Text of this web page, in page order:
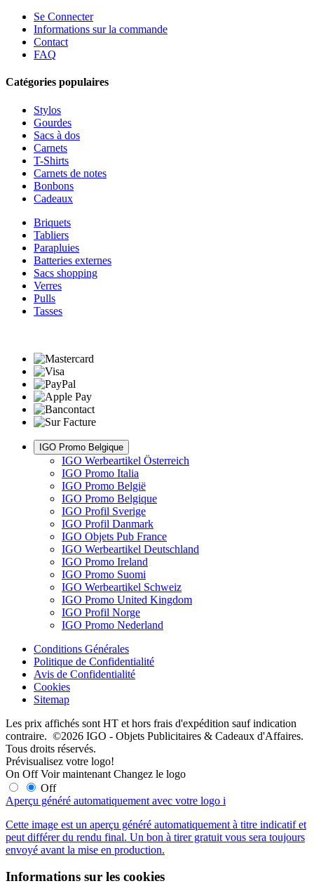
Se Connecter
Informations sur la commande
Contact
FAQ
Catégories populaires
Stylos
Gourdes
Sacs à dos
Carnets
T-Shirts
Carnets de notes
Bonbons
Cadeaux
Briquets
Tabliers
Parapluies
Batteries externes
Sacs shopping
Verres
Pulls
Tasses
IGO Promo Belgique
IGO Werbeartikel Österreich
IGO Promo Italia
IGO Promo België
IGO Promo Belgique
IGO Profil Sverige
IGO Profil Danmark
IGO Objets Pub France
IGO Werbeartikel Deutschland
IGO Promo Ireland
IGO Promo Suomi
IGO Werbeartikel Schweiz
IGO Promo United Kingdom
IGO Profil Norge
IGO Promo Nederland
Conditions Générales
Politique de Confidentialité
Avis de Confidentialité
Cookies
Sitemap
Les prix affichés sont HT et hors frais d'expédition sauf indication
contraire. ©2026 IGO - Objets Publicitaires & Cadeaux d'Affaires.
Tous droits réservés.
Prévisualisez votre logo!
On Off Voir maintenant Changez le logo
Off
Aperçu généré automatiquement avec votre logo i
Cette image est un aperçu généré automatiquement à titre indicatif et
peut différer du rendu final. Un bon à tirer gratuit vous sera toujours
envoyé avant la mise en production.
Informations sur les cookies